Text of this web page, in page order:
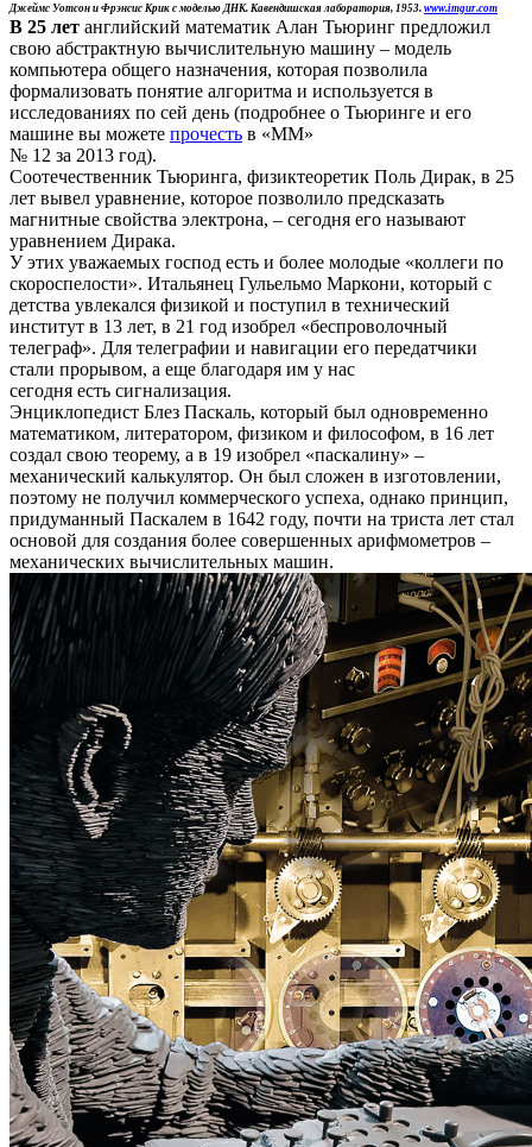
Джеймс Уотсон и Фрэнсис Крик с моделью ДНК. Кавендишская лаборатория, 1953. www.imgur.com
В 25 лет английский математик Алан Тьюринг предложил
свою абстрактную вычислительную машину – модель
компьютера общего назначения, которая позволила
формализовать понятие алгоритма и используется в
исследованиях по сей день (подробнее о Тьюринге и его
машине вы можете прочесть в «ММ»
№ 12 за 2013 год).
Соотечественник Тьюринга, физиктеоретик Поль Дирак, в 25
лет вывел уравнение, которое позволило предсказать
магнитные свойства электрона, – сегодня его называют
уравнением Дирака.
У этих уважаемых господ есть и более молодые «коллеги по
скороспелости». Итальянец Гульельмо Маркони, который с
детства увлекался физикой и поступил в технический
институт в 13 лет, в 21 год изобрел «беспроволочный
телеграф». Для телеграфии и навигации его передатчики
стали прорывом, а еще благодаря им у нас
сегодня есть сигнализация.
Энциклопедист Блез Паскаль, который был одновременно
математиком, литератором, физиком и философом, в 16 лет
создал свою теорему, а в 19 изобрел «паскалину» –
механический калькулятор. Он был сложен в изготовлении,
поэтому не получил коммерческого успеха, однако принцип,
придуманный Паскалем в 1642 году, почти на триста лет стал
основой для создания более совершенных арифмометров –
механических вычислительных машин.